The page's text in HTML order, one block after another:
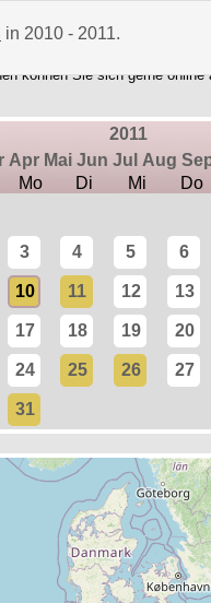
in 2010 - 2011.
auf der Landkarten
können Sie sich gerne online
2011
Apr Mai Jun Jul Aug
Mo Di Mi Do
3 4 5 6
10 11 12 13
17 18 19 20
24 25 26 27
31